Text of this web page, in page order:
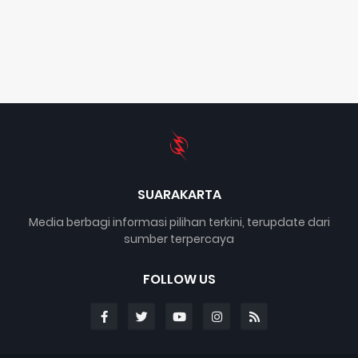
SUARAKARTA
Media berbagi informasi pilihan terkini, terupdate dari
sumber terpercaya
FOLLOW US